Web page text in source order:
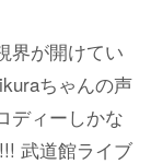
界が開けてい
ちゃんの声
ディーしかな
武道館ライブ